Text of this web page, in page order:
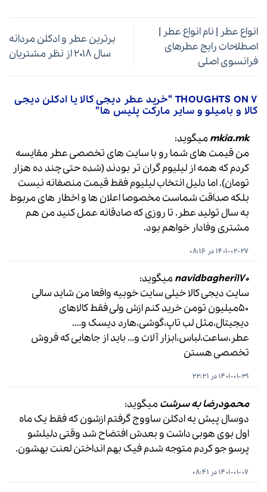
انواع عطر | نام انواع عطر |
اصطلاحات رایج عطرهای
فرانسوی اصلی
برترین عطر و ادکلن مردانه
سال ۲۰۱۸ از نظر مشتریان
7 THOUGHTS ON “
خرید عطر دیجی کالا یا ادکلن دیجی
کالا و بامیلو و سایر مارکت پلیس ها”
mkia.mk میگوید:
من قیمت های شما رو با سایت های تخصصی عطر مقایسه
کردم که همه از لیلیوم گران تر بودند (شده حتی چند ده هزار
تومان). اما دلیل انتخاب لیلیوم فقط قیمت منصفانه نیست
بلکه صداقت شماست مخصوصا اعلان ها و اخطار های مربوط
به سال تولید عطر. تا روزی که صادقانه عمل کنید من هم
مشتری وفادار خواهم بود.
1401-02-27 در 08:16
navidbagheri170 میگوید:
سایت دیجی کالا خیلی سایت خوبیه واقعا من شاید سالی
۵۰میلیون تومن خرید کنم ازش ولی فقط کالاهای
دیجیتال،مثل لب تاپ،گوشی،هارد دیسک و….
عطر،ساعت،لباس،ابزار آلات و… باید از جاهایی که فروش
تخصصی هستن
1401-01-31 در 22:21
محمودرضا به سرشت میگوید:
دوسال پیش یه ادکلن ساووج گرفتم ازشون که فقط یک ماه
اول بوی هوبی داشت و بعدش افتضاح شد وقتی دلیلشو
پرسو جو کردم متوجه شدم فیک بهم انداختن لعنت بهشون.
1401-01-07 در 08:41